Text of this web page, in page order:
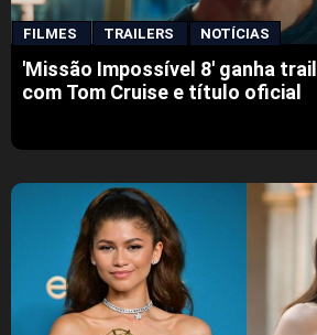
FILMES TRAILERS NOTÍCIAS
'Missão Impossível 8' ganha
com Tom Cruise e título oficial